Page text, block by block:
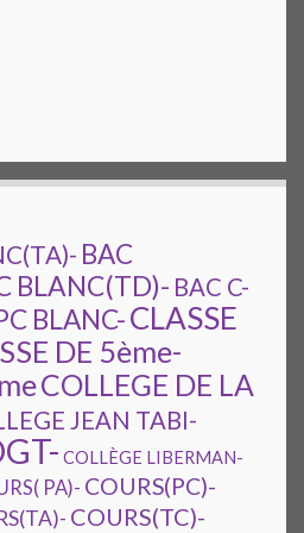
BAC
BLANC(TD)- BAC C-
BLANC-CLASSE
DE 5ème-
COLLEGE DE LA
JEAN TABI-
COLLÈGE LIBERMAN-
PA)- COURS(PC)-
COURS(TC)-